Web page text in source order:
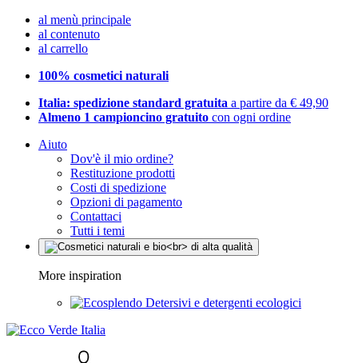
al menù principale
al contenuto
al carrello
100% cosmetici naturali
Italia: spedizione standard gratuita a partire da € 49,90
Almeno 1 campioncino gratuito con ogni ordine
Aiuto
Dov'è il mio ordine?
Restituzione prodotti
Costi di spedizione
Opzioni di pagamento
Contattaci
Tutti i temi
More inspiration
Detersivi e detergenti ecologici